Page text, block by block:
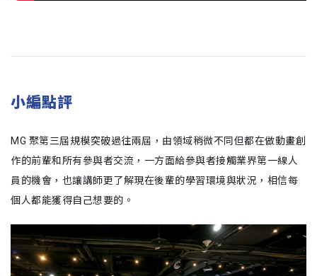
小編點評
MG 聚第三屆規模突破過往兩屆，由領域稍微不同但都在做動畫創
作的前輩和所有參與者交流，一方面給參與者接觸業界第一線人
員的機會，也讓講師更了解現在後輩的學習環境與狀況，相信每
個人都能獲得自己想要的。